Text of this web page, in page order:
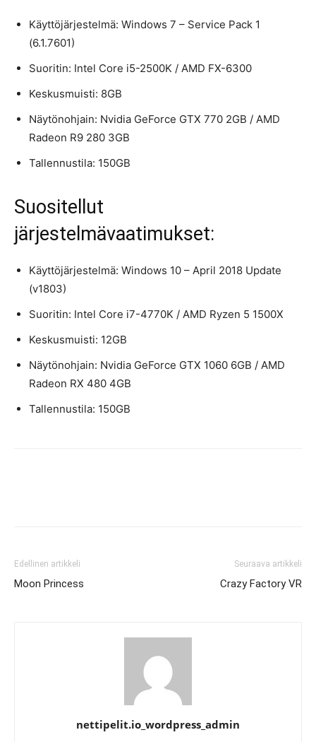
Käyttöjärjestelmä: Windows 7 – Service Pack 1
(6.1.7601)
Suoritin: Intel Core i5-2500K / AMD FX-6300
Keskusmuisti: 8GB
Näytönohjain: Nvidia GeForce GTX 770 2GB / AMD
Radeon R9 280 3GB
Tallennustila: 150GB
Suositellut
järjestelmävaatimukset:
Käyttöjärjestelmä: Windows 10 – April 2018 Update
(v1803)
Suoritin: Intel Core i7-4770K / AMD Ryzen 5 1500X
Keskusmuisti: 12GB
Näytönohjain: Nvidia GeForce GTX 1060 6GB / AMD
Radeon RX 480 4GB
Tallennustila: 150GB
Edellinen artikkeli
Moon Princess
Seuraava artikkeli
Crazy Factory VR
nettipelit.io_wordpress_admin